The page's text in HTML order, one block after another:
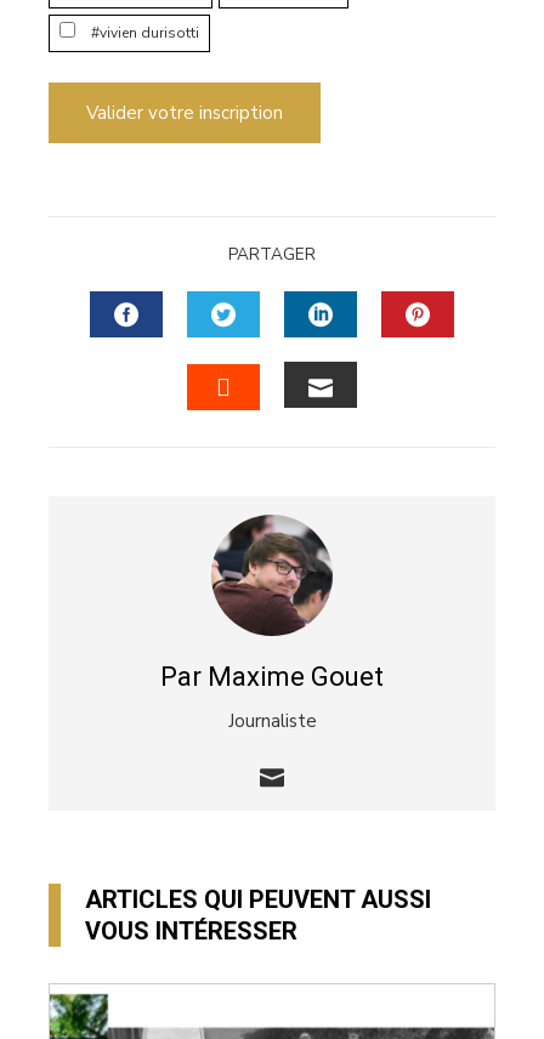
#vivien durisotti
Valider votre inscription
PARTAGER
FACEBOOKTWITTERLINKEDIN
Par Maxime Gouet
Journaliste
ARTICLES QUI PEUVENT AUSSI
VOUS INTÉRESSER